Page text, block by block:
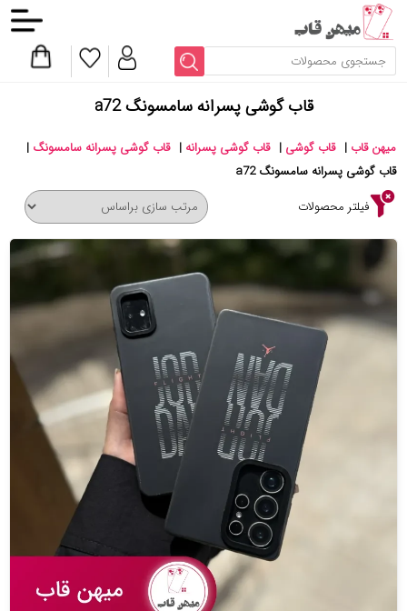
قاب گوشی پسرانه سامسونگ a72
میهن قاب | قاب گوشی | قاب گوشی پسرانه | قاب گوشی پسرانه سامسونگ |
قاب گوشی پسرانه سامسونگ a72
فیلتر محصولات